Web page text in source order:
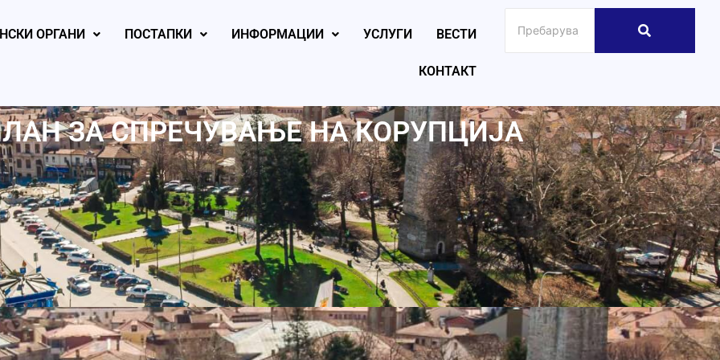
ОРГАНИ ПОСТАПКИ ИНФОРМАЦИИ УСЛУГИ ВЕСТИ
КОНТАКТ
ЗА СПРЕЧУВАЊЕ НА КОРУПЦИЈА